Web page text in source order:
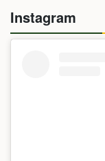
Instagram